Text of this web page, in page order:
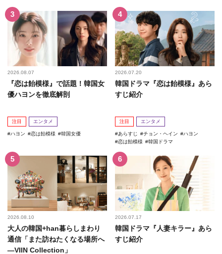
2026.08.07
『恋は飴模様』で話題！韓国女
優ハヨンを徹底解剖
注目 エンタメ
ハヨン 恋は飴模様 韓国女優
2026.07.20
韓国ドラマ『恋は飴模様』あら
すじ紹介
注目 エンタメ
あらすじ チョン・ヘイン
ハヨン
恋は飴模様
韓国ドラマ
2026.08.10
大人の韓国+han暮らしまわり
通信「また訪ねたくなる場所へ
―VIIN Collection」
2026.07.17
韓国ドラマ『人妻キラー』あら
すじ紹介